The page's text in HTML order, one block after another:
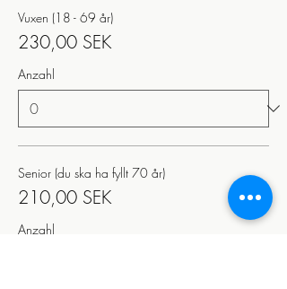
Vuxen (18 - 69 år)
230,00 SEK
Anzahl
Senior (du ska ha fyllt 70 år)
210,00 SEK
Anzahl